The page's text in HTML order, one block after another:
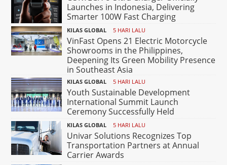
Launches in Indonesia, Delivering
Smarter 100W Fast Charging
KILAS GLOBAL 5 HARI LALU
VinFast Opens 21 Electric Motorcycle
Showrooms in the Philippines,
Deepening Its Green Mobility Presence
in Southeast Asia
KILAS GLOBAL 5 HARI LALU
Youth Sustainable Development
International Summit Launch
Ceremony Successfully Held
KILAS GLOBAL 5 HARI LALU
Univar Solutions Recognizes Top
Transportation Partners at Annual
Carrier Awards